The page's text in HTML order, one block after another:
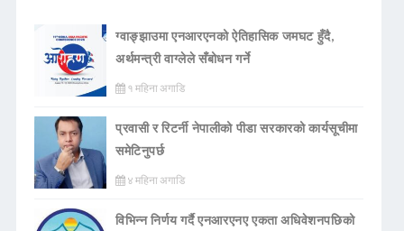
ग्वाङ्झाउमा एनआरएनको ऐतिहासिक जमघट हुँदै,
अर्थमन्त्री वाग्लेले सँबोधन गर्ने
१ महिना अगाडि
प्रवासी र रिटर्नी नेपालीको पीडा सरकारको कार्यसूचीमा
समेटिनुपर्छ
४ महिना अगाडि
विभिन्न निर्णय गर्दै एनआरएनए एकता अधिवेशनपछिको